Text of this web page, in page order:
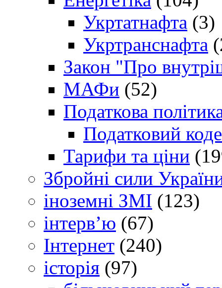
Укртатнафта (3)
Укртранснафта
Закон "Про
МАФи (52)
Податкова
Податковий
Тарифи та ціни
Збройні сили
іноземні ЗМІ (123)
інтерв’ю (67)
Інтернет (240)
історія (97)